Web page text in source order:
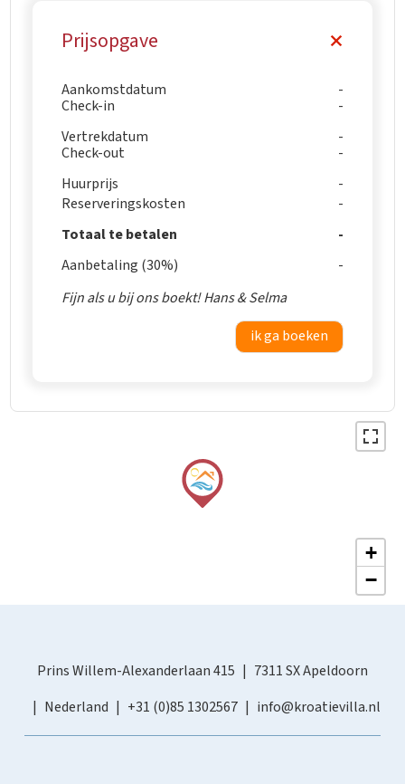
Prijsopgave
Aankomstdatum
Check-in
Vertrekdatum
Check-out
Huurprijs
Reserveringskosten
Totaal te betalen
Aanbetaling (30%)
Fijn als u bij ons boekt! Hans & Selma
ik ga boeken
+
−
Prins Willem-Alexanderlaan 415
7311 SX Apeldoorn
Nederland
+31 (0)85 1302567 info@kroatievilla.nl